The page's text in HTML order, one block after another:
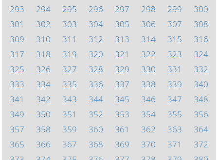
293
294 295 296 297 298 299
300
301
302 303 304 305 306 307
308
309
310 311 312 313 314 315
316
317
318 319 320 321 322 323
324
325
326 327 328 329 330 331
332
333
334 335 336 337 338 339
340
341
342 343 344 345 346 347
348
349
350 351 352 353 354 355
356
357
358 359 360 361 362 363
364
365
366 367 368 369 370 371
372